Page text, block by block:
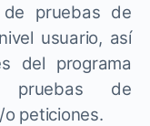
pruebas de
usuario, así
del programa
pruebas de
peticiones.